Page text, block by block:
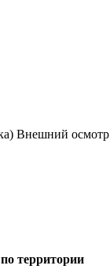
Внешний осмотр
территории